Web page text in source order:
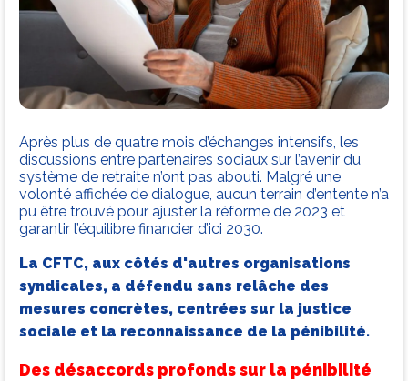
Après plus de quatre mois d’échanges intensifs, les
discussions entre partenaires sociaux sur l’avenir du
système de retraite n’ont pas abouti. Malgré une
volonté affichée de dialogue, aucun terrain d’entente n’a
pu être trouvé pour ajuster la réforme de 2023 et
garantir l’équilibre financier d’ici 2030.
La CFTC, aux côtés d'autres organisations
syndicales, a défendu sans relâche des
mesures concrètes, centrées sur la justice
sociale et la reconnaissance de la pénibilité.
Des désaccords profonds sur la pénibilité